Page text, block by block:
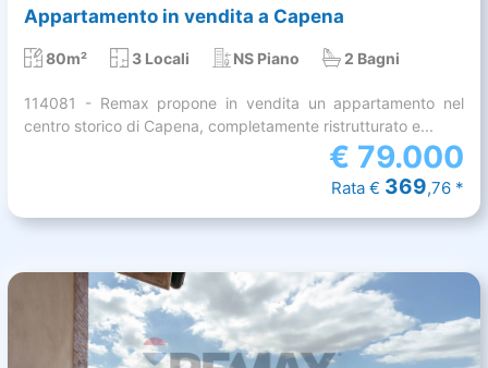
Appartamento in vendita a Capena
80m² 3 Locali NS Piano 2 Bagni
114081 - Remax propone in vendita un appartamento nel
centro storico di Capena, completamente ristrutturato e...
€ 79.000
Rata € 369,76 *